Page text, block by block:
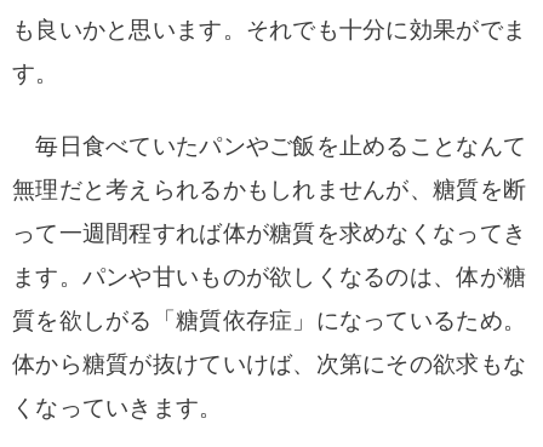
も良いかと思います。それでも十分に効果がでま
す。
毎日食べていたパンやご飯を止めることなんて
無理だと考えられるかもしれませんが、糖質を断
って一週間程すれば体が糖質を求めなくなってき
ます。パンや甘いものが欲しくなるのは、体が糖
質を欲しがる「糖質依存症」になっているため。
体から糖質が抜けていけば、次第にその欲求もな
くなっていきます。